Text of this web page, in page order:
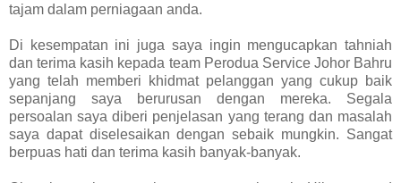
tajam dalam perniagaan anda.
Di kesempatan ini juga saya ingin mengucapkan tahniah
dan terima kasih kepada team Perodua Service Johor Bahru
yang telah memberi khidmat pelanggan yang cukup baik
sepanjang saya berurusan dengan mereka. Segala
persoalan saya diberi penjelasan yang terang dan masalah
saya dapat diselesaikan dengan sebaik mungkin. Sangat
berpuas hati dan terima kasih banyak-banyak.